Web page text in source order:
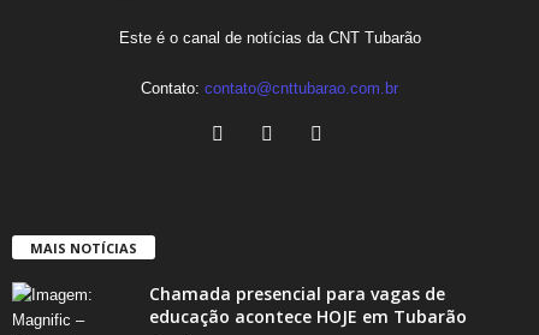
Este é o canal de notícias da CNT Tubarão
Contato: contato@cnttubarao.com.br
MAIS NOTÍCIAS
Chamada presencial para vagas de
educação acontece HOJE em Tubarão